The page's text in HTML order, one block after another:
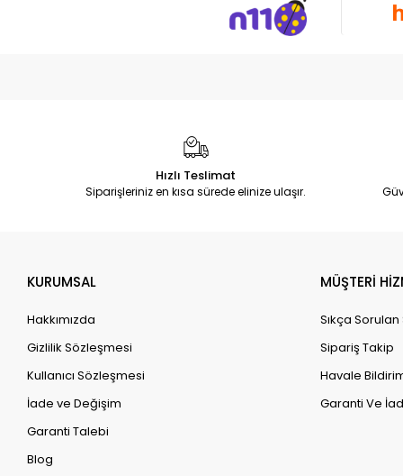
Hızlı Teslimat
Siparişleriniz en kısa sürede elinize ulaşır.
KURUMSAL
Hakkımızda
Gizlilik Sözleşmesi
Kullanıcı Sözleşmesi
İade ve Değişim
Garanti Talebi
Blog
MÜŞTERİ
Sıkça
Sipariş Takip
Havale
Garanti Ve